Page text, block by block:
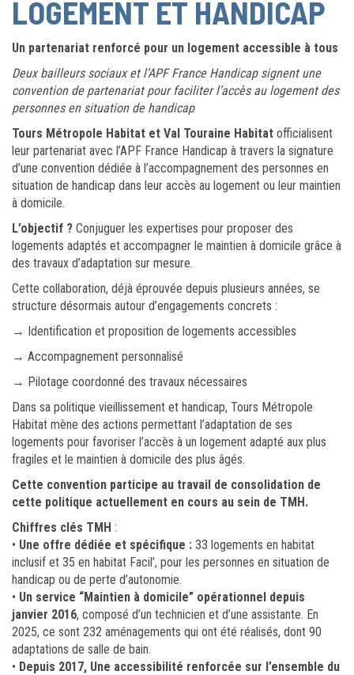
LOGEMENT ET HANDICAP
Un partenariat renforcé pour un logement accessible à tous
Deux bailleurs sociaux et l’APF France Handicap signent une
convention de partenariat pour faciliter l’accès au logement des
personnes en situation de handicap
Tours Métropole Habitat et Val Touraine Habitat officialisent
leur partenariat avec l’APF France Handicap à travers la signature
d’une convention dédiée à l’accompagnement des personnes en
situation de handicap dans leur accès au logement ou leur maintien
à domicile.
L’objectif ? Conjuguer les expertises pour proposer des
logements adaptés et accompagner le maintien à domicile grâce à
des travaux d’adaptation sur mesure.
Cette collaboration, déjà éprouvée depuis plusieurs années, se
structure désormais autour d’engagements concrets :
→ Identification et proposition de logements accessibles
→ Accompagnement personnalisé
→ Pilotage coordonné des travaux nécessaires
Dans sa politique vieillissement et handicap, Tours Métropole
Habitat mène des actions permettant l’adaptation de ses
logements pour favoriser l’accès à un logement adapté aux plus
fragiles et le maintien à domicile des plus âgés.
Cette convention participe au travail de consolidation de
cette politique actuellement en cours au sein de TMH.
Chiffres clés TMH :
• Une offre dédiée et spécifique : 33 logements en habitat
inclusif et 35 en habitat Facil’, pour les personnes en situation de
handicap ou de perte d’autonomie.
• Un service “Maintien à domicile” opérationnel depuis
janvier 2016, composé d’un technicien et d’une assistante. En
2025, ce sont 232 aménagements qui ont été réalisés, dont 90
adaptations de salle de bain.
• Depuis 2017, Une accessibilité renforcée sur l’ensemble du